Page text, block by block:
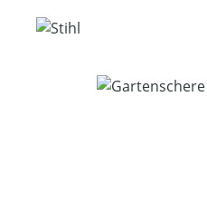
Bildergalerie überspringen